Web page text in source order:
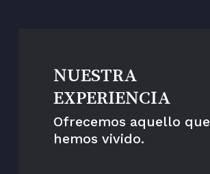
NUESTRA
EXPERIENCIA
Ofrecemos aquello que
hemos vivido.